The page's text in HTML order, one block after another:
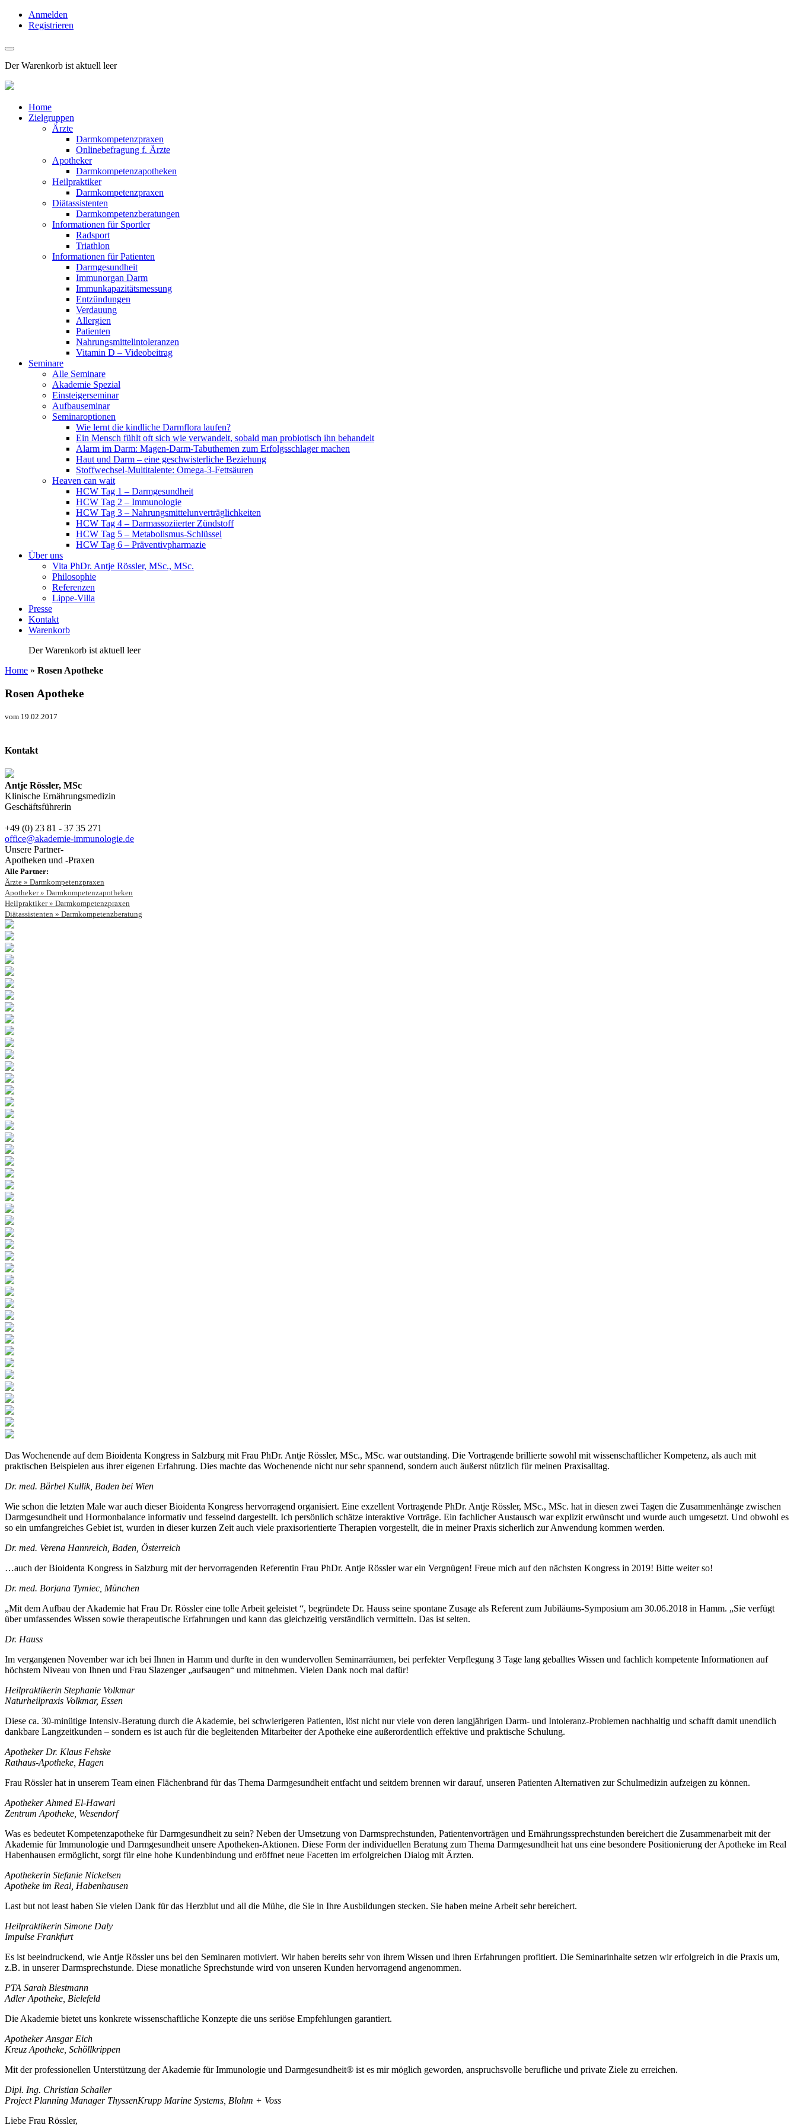
Anmelden
Registrieren
Der Warenkorb ist aktuell leer
Home
Zielgruppen
Ärzte
Darmkompetenzpraxen
Onlinebefragung f. Ärzte
Apotheker
Darmkompetenzapotheken
Heilpraktiker
Darmkompetenzpraxen
Diätassistenten
Darmkompetenzberatungen
Informationen für Sportler
Radsport
Triathlon
Informationen für Patienten
Darmgesundheit
Immunorgan Darm
Immunkapazitätsmessung
Entzündungen
Verdauung
Allergien
Patienten
Nahrungsmittelintoleranzen
Vitamin D – Videobeitrag
Seminare
Alle Seminare
Akademie Spezial
Einsteigerseminar
Aufbauseminar
Seminaroptionen
Wie lernt die kindliche Darmflora laufen?
Ein Mensch fühlt oft sich wie verwandelt, sobald man probiotisch ihn behandelt
Alarm im Darm: Magen-Darm-Tabuthemen zum Erfolgsschlager machen
Haut und Darm – eine geschwisterliche Beziehung
Stoffwechsel-Multitalente: Omega-3-Fettsäuren
Heaven can wait
HCW Tag 1 – Darmgesundheit
HCW Tag 2 – Immunologie
HCW Tag 3 – Nahrungsmittelunverträglichkeiten
HCW Tag 4 – Darmassoziierter Zündstoff
HCW Tag 5 – Metabolismus-Schlüssel
HCW Tag 6 – Präventivpharmazie
Über uns
Vita PhDr. Antje Rössler, MSc., MSc.
Philosophie
Referenzen
Lippe-Villa
Presse
Kontakt
Warenkorb
Der Warenkorb ist aktuell leer
Home » Rosen Apotheke
Rosen Apotheke
vom 19.02.2017
Kontakt
Antje Rössler, MSc
Klinische Ernährungsmedizin
Geschäftsführerin
+49 (0) 23 81 - 37 35 271
office@akademie-immunologie.de
Unsere Partner-
Apotheken und -Praxen
Alle Partner:
Ärzte » Darmkompetenzpraxen
Apotheker » Darmkompetenzapotheken
Heilpraktiker » Darmkompetenzpraxen
Diätassistenten » Darmkompetenzberatung
Das Wochenende auf dem Bioidenta Kongress in Salzburg mit Frau PhDr. Antje Rössler, MSc., MSc. war outstanding. Die Vortragende brillierte sowohl mit wissenschaftlicher Kompetenz, als auch mit
praktischen Beispielen aus ihrer eigenen Erfahrung. Dies machte das Wochenende nicht nur sehr spannend, sondern auch äußerst nützlich für meinen Praxisalltag.
Dr. med. Bärbel Kullik, Baden bei Wien
Wie schon die letzten Male war auch dieser Bioidenta Kongress hervorragend organisiert. Eine exzellent Vortragende PhDr. Antje Rössler, MSc., MSc. hat in diesen zwei Tagen die Zusammenhänge zwischen
Darmgesundheit und Hormonbalance informativ und fesselnd dargestellt. Ich persönlich schätze interaktive Vorträge. Ein fachlicher Austausch war explizit erwünscht und wurde auch umgesetzt. Und obwohl es
so ein umfangreiches Gebiet ist, wurden in dieser kurzen Zeit auch viele praxisorientierte Therapien vorgestellt, die in meiner Praxis sicherlich zur Anwendung kommen werden.
Dr. med. Verena Hannreich, Baden, Österreich
…auch der Bioidenta Kongress in Salzburg mit der hervorragenden Referentin Frau PhDr. Antje Rössler war ein Vergnügen! Freue mich auf den nächsten Kongress in 2019! Bitte weiter so!
Dr. med. Borjana Tymiec, München
„Mit dem Aufbau der Akademie hat Frau Dr. Rössler eine tolle Arbeit geleistet “, begründete Dr. Hauss seine spontane Zusage als Referent zum Jubiläums-Symposium am 30.06.2018 in Hamm. „Sie verfügt
über umfassendes Wissen sowie therapeutische Erfahrungen und kann das gleichzeitig verständlich vermitteln. Das ist selten.
Dr. Hauss
Im vergangenen November war ich bei Ihnen in Hamm und durfte in den wundervollen Seminarräumen, bei perfekter Verpflegung 3 Tage lang geballtes Wissen und fachlich kompetente Informationen auf
höchstem Niveau von Ihnen und Frau Slazenger „aufsaugen“ und mitnehmen. Vielen Dank noch mal dafür!
Heilpraktikerin Stephanie Volkmar
Naturheilpraxis Volkmar, Essen
Diese ca. 30-minütige Intensiv-Beratung durch die Akademie, bei schwierigeren Patienten, löst nicht nur viele von deren langjährigen Darm- und Intoleranz-Problemen nachhaltig und schafft damit unendlich
dankbare Langzeitkunden – sondern es ist auch für die begleitenden Mitarbeiter der Apotheke eine außerordentlich effektive und praktische Schulung.
Apotheker Dr. Klaus Fehske
Rathaus-Apotheke, Hagen
Frau Rössler hat in unserem Team einen Flächenbrand für das Thema Darmgesundheit entfacht und seitdem brennen wir darauf, unseren Patienten Alternativen zur Schulmedizin aufzeigen zu können.
Apotheker Ahmed El-Hawari
Zentrum Apotheke, Wesendorf
Was es bedeutet Kompetenzapotheke für Darmgesundheit zu sein? Neben der Umsetzung von Darmsprechstunden, Patientenvorträgen und Ernährungssprechstunden bereichert die Zusammenarbeit mit der
Akademie für Immunologie und Darmgesundheit unsere Apotheken-Aktionen. Diese Form der individuellen Beratung zum Thema Darmgesundheit hat uns eine besondere Positionierung der Apotheke im Real
Habenhausen ermöglicht, sorgt für eine hohe Kundenbindung und eröffnet neue Facetten im erfolgreichen Dialog mit Ärzten.
Apothekerin Stefanie Nickelsen
Apotheke im Real, Habenhausen
Last but not least haben Sie vielen Dank für das Herzblut und all die Mühe, die Sie in Ihre Ausbildungen stecken. Sie haben meine Arbeit sehr bereichert.
Heilpraktikerin Simone Daly
Impulse Frankfurt
Es ist beeindruckend, wie Antje Rössler uns bei den Seminaren motiviert. Wir haben bereits sehr von ihrem Wissen und ihren Erfahrungen profitiert. Die Seminarinhalte setzen wir erfolgreich in die Praxis um,
z.B. in unserer Darmsprechstunde. Diese monatliche Sprechstunde wird von unseren Kunden hervorragend angenommen.
PTA Sarah Biestmann
Adler Apotheke, Bielefeld
Die Akademie bietet uns konkrete wissenschaftliche Konzepte die uns seriöse Empfehlungen garantiert.
Apotheker Ansgar Eich
Kreuz Apotheke, Schöllkrippen
Mit der professionellen Unterstützung der Akademie für Immunologie und Darmgesundheit® ist es mir möglich geworden, anspruchsvolle berufliche und private Ziele zu erreichen.
Dipl. Ing. Christian Schaller
Project Planning Manager ThyssenKrupp Marine Systems, Blohm + Voss
Liebe Frau Rössler,